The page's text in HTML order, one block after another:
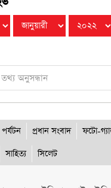
পর্যটন প্রধান সংবাদ ফটো-
সাহিত্য সিলেট